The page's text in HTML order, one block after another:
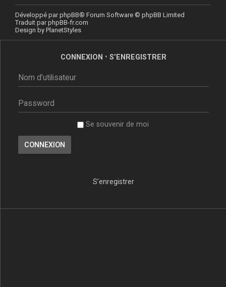
Développé parphpBB® Forum Software © phpBB Limited
Traduit parphpBB-fr.com
Design by PlanetStyles
CONNEXION • S’ENREGISTRER
Se souvenir de moi
S’enregistrer